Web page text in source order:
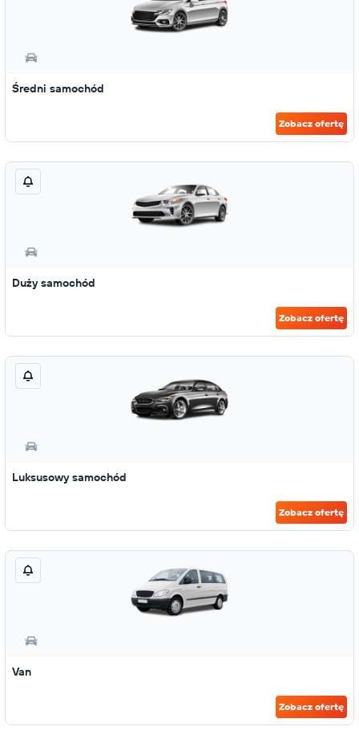
Średni samochód
Zobacz ofertę
Duży samochód
Zobacz ofertę
Luksusowy samochód
Zobacz ofertę
Van
Zobacz ofertę